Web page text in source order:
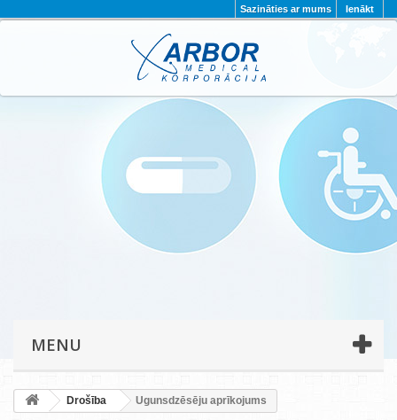
Ienākt
Sazināties ar mums
PAR MUMS PROJEKTI
KONTAKTI
PRIVĀTUMA POLITIKA
MENU
Drošība Ugunsdzēsēju aprīkojums